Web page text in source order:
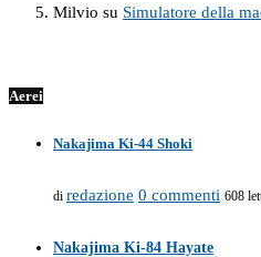
Milvio su Simulatore della
Aerei
Nakajima Ki-44 Shoki
di redazione 0 commenti 608
Nakajima Ki-84 Hayate